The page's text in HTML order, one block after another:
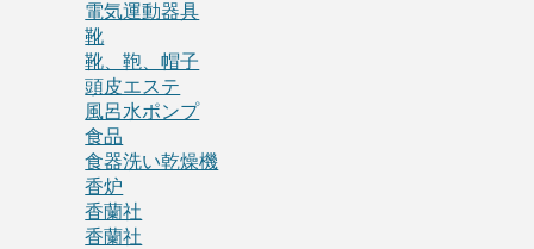
電気運動器具
靴
靴、鞄、帽子
頭皮エステ
風呂水ポンプ
食品
食器洗い乾燥機
香炉
香蘭社
香蘭社